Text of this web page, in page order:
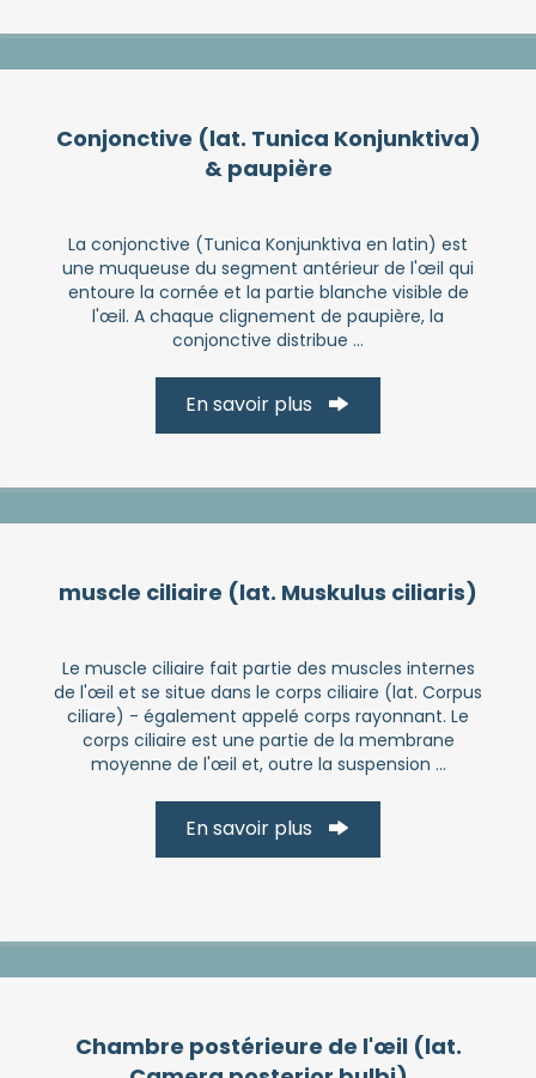
Conjonctive (lat. Tunica Konjunktiva)
& paupière
La conjonctive (Tunica Konjunktiva en latin) est
une muqueuse du segment antérieur de l'œil qui
entoure la cornée et la partie blanche visible de
l'œil. A chaque clignement de paupière, la
conjonctive distribue ...
En savoir plus
muscle ciliaire (lat. Muskulus ciliaris)
Le muscle ciliaire fait partie des muscles internes
de l'œil et se situe dans le corps ciliaire (lat. Corpus
ciliare) - également appelé corps rayonnant. Le
corps ciliaire est une partie de la membrane
moyenne de l'œil et, outre la suspension ...
En savoir plus
Chambre postérieure de l'œil (lat.